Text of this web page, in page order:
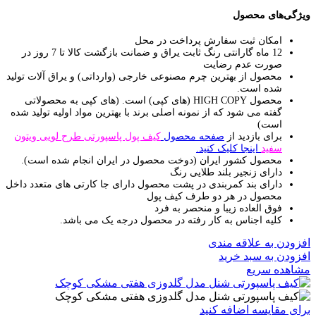
ویژگی‌های محصول
امکان ثبت سفارش پرداخت در محل
12 ماه گارانتی رنگ ثابت یراق و ضمانت بازگشت کالا تا 7 روز در
صورت عدم رضایت
محصول از بهترین چرم مصنوعی خارجی (وارداتی) و یراق آلات تولید
شده است.
محصول HIGH COPY (های کپی) است.
(های کپی به محصولاتی
گفته می شود که از نمونه اصلی برند با بهترین مواد اولیه تولید شده
است)
برای بازدید از صفحه محصول کیف پول پاسپورتی طرح لویی ویتون
سفید اینجا کلیک کنید.
محصول کشور ایران (دوخت محصول در ایران انجام شده است).
دارای زنجیر بلند طلایی رنگ
دارای بند کمربندی در پشت محصول دارای جا کارتی های متعدد داخل
محصول در هر دو طرف کیف پول
فوق العاده زیبا و منحصر به فرد
کلیه اجناس به کار رفته در محصول درجه یک می باشد.
افزودن به علاقه مندی
افزودن به سبد خرید
مشاهده سریع
برای مقایسه اضافه کنید